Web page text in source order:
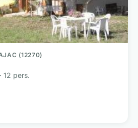
(12270)
12 pers.